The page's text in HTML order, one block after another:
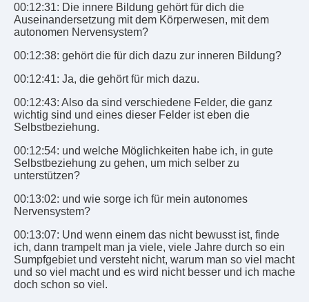
00:12:31: Die innere Bildung gehört für dich die
Auseinandersetzung mit dem Körperwesen, mit dem
autonomen Nervensystem?
00:12:38: gehört die für dich dazu zur inneren Bildung?
00:12:41: Ja, die gehört für mich dazu.
00:12:43: Also da sind verschiedene Felder, die ganz
wichtig sind und eines dieser Felder ist eben die
Selbstbeziehung.
00:12:54: und welche Möglichkeiten habe ich, in gute
Selbstbeziehung zu gehen, um mich selber zu
unterstützen?
00:13:02: und wie sorge ich für mein autonomes
Nervensystem?
00:13:07: Und wenn einem das nicht bewusst ist, finde
ich, dann trampelt man ja viele, viele Jahre durch so ein
Sumpfgebiet und versteht nicht, warum man so viel macht
und so viel macht und es wird nicht besser und ich mache
doch schon so viel.